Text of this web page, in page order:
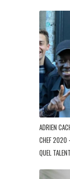
ADRIEN
CHEF 2020
QUEL